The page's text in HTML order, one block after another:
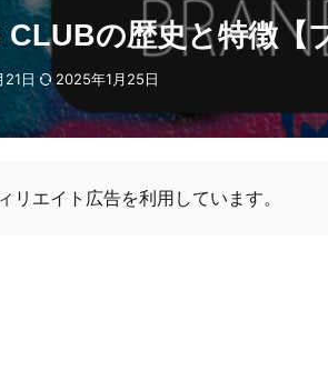
CLUBの歴史と特徴【
日 2025年1月25日
リエイト広告を利用しています。